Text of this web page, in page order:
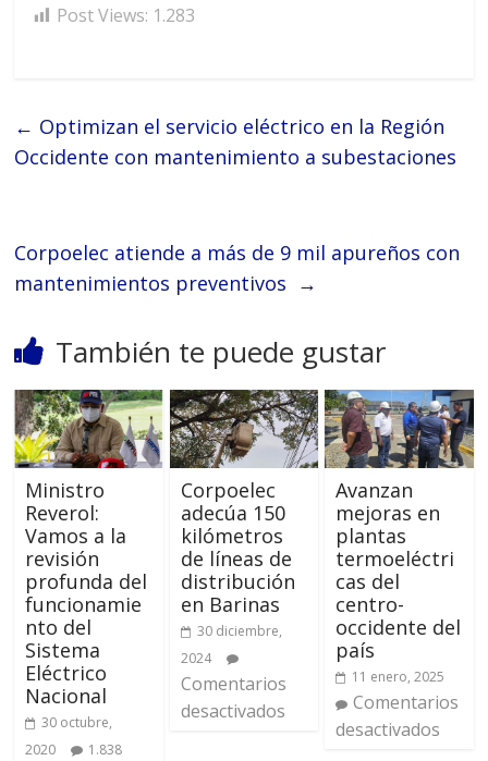
Post Views: 1.283
← Optimizan el servicio eléctrico en la Región
Occidente con mantenimiento a subestaciones
Corpoelec atiende a más de 9 mil apureños con
mantenimientos preventivos →
También te puede gustar
Ministro
Reverol:
Vamos a la
revisión
profunda del
funcionamie
nto del
Sistema
Eléctrico
Nacional
30 octubre,
2020
1.838
Corpoelec
adecúa 150
kilómetros
de líneas de
distribución
en Barinas
30 diciembre,
2024
Comentarios
desactivados
Avanzan
mejoras en
plantas
termoeléctri
cas del
centro-
occidente del
país
11 enero, 2025
Comentarios
desactivados